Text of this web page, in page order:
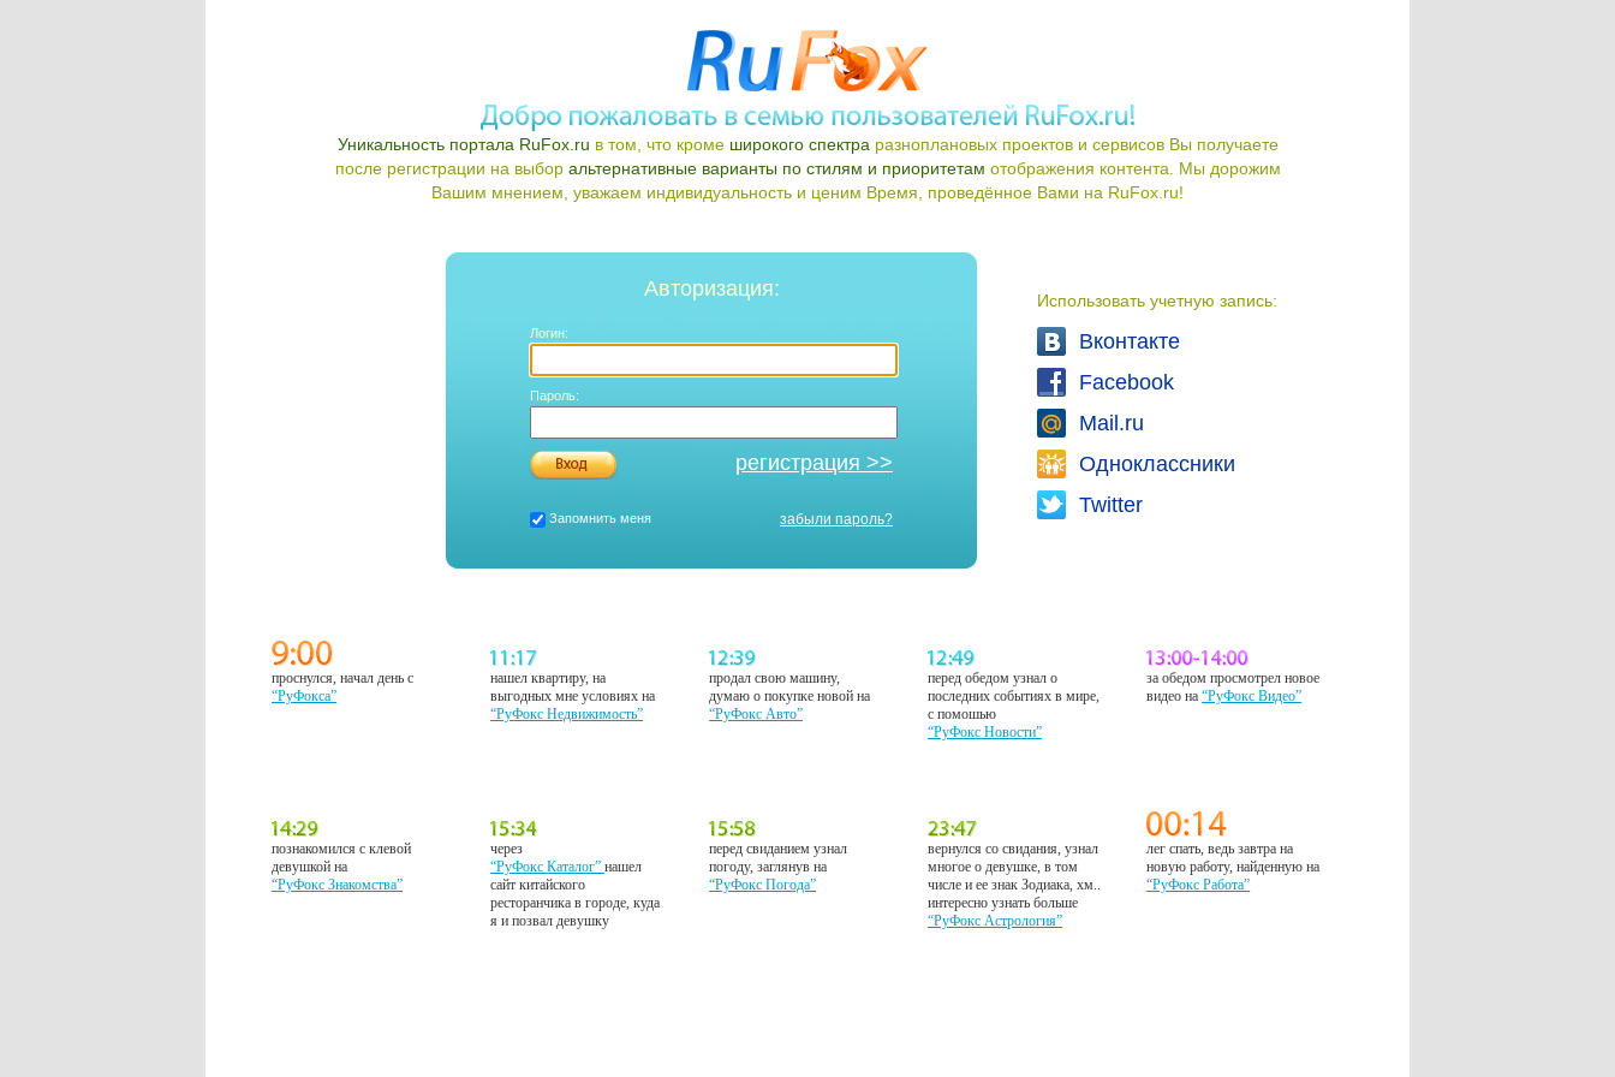
Уникальность портала RuFox.ru в том, что кроме широкого спектра разноплановых проектов и сервисов Вы получаете
после регистрации на выбор альтернативные варианты по стилям и приоритетам отображения контента. Мы дорожим
Вашим мнением, уважаем индивидуальность и ценим Время, проведённое Вами на RuFox.ru!
Использовать учетную запись:
Вконтакте
Facebook
Mail.ru
Одноклассники
Twitter
Авторизация:
Логин:
Пароль:
регистрация >>
Запомнить меня забыли пароль?
проснулся, начал день с
“РуФокса”
нашел квартиру, на
выгодных мне условиях на
“РуФокс Недвижимость”
продал свою машину,
думаю о покупке новой на
“РуФокс Авто”
перед обедом узнал о
последних событиях в мире,
с помошью
“РуФокс Новости”
за обедом просмотрел новое
видео на“РуФокс Видео”
познакомился с клевой
девушкой на
“РуФокс Знакомства”
через
“РуФокс Каталог”нашел
сайт китайского
ресторанчика в городе, куда
я и позвал девушку
перед свиданием узнал
погоду, заглянув на
“РуФокс Погода”
вернулся со свидания, узнал
многое о девушке, в том
числе и ее знак Зодиака, хм..
интересно узнать больше
“РуФокс Астрология”
лег спать, ведь завтра на
новую работу, найденную на
“РуФокс Работа”